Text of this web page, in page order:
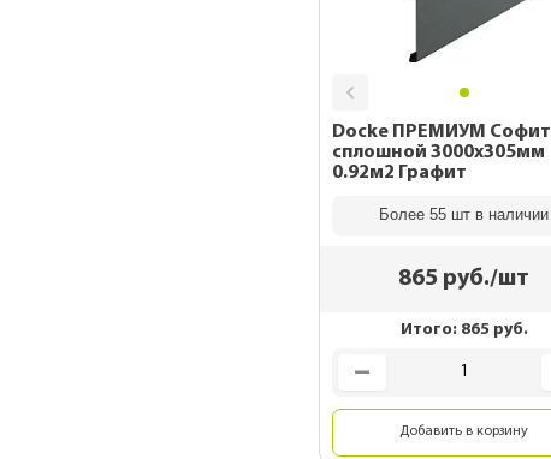
Docke ПРЕМИУМ Софит
сплошной 3000х305мм
0.92м2 Графит
Более 55 шт в наличии
865 руб./шт
Итого: 865руб.
Добавить в корзину